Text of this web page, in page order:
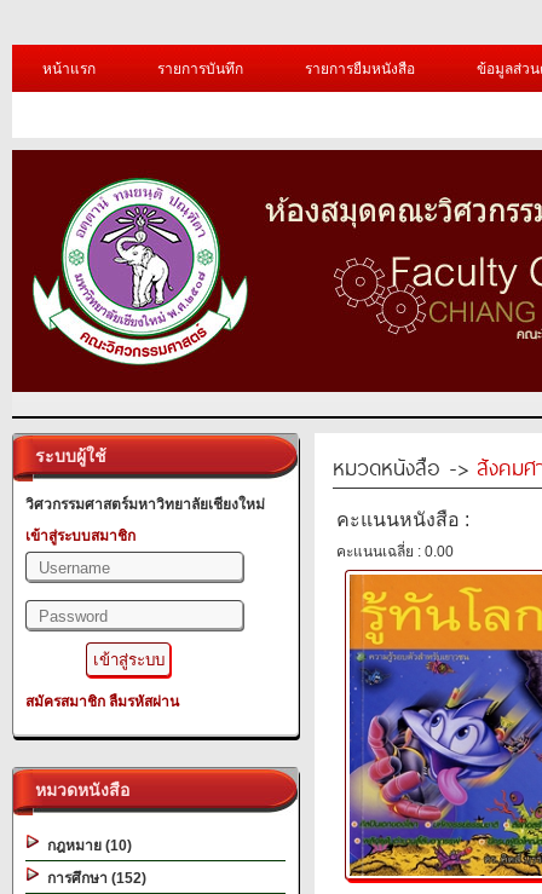
หน้าแรก รายการบันทึก รายการยืมหนังสือ ข้อมูลส่ว
ระบบผู้ใช้
วิศวกรรมศาสตร์มหาวิทยาลัยเชียงใหม่
เข้าสู่ระบบสมาชิก
สมัครสมาชิก ลืมรหัสผ่าน
หมวดหนังสือ
กฎหมาย (10)
การศึกษา (152)
หมวดหนังสือ -> สังคมศ
คะแนนหนังสือ :
คะแนนเฉลี่ย : 0.00